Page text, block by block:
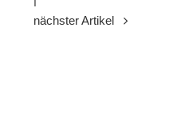
nächster Artikel